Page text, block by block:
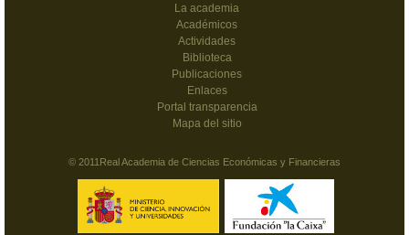
La academia
Académicos
Actividades
Biblioteca
Publicaciones
Enlaces
Portal transparencia
Mapa del sitio
© 2011Real Academia de Ciencias Económicas y Financieras